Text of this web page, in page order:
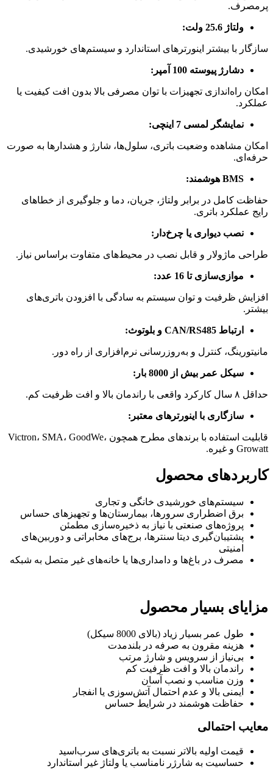
پرمصرف.
ولتاژ 25.6 ولت:
سازگار با بیشتر اینورترهای استاندارد و سیستم‌های خورشیدی.
دشارژ پیوسته 100 آمپر:
امکان راه‌اندازی تجهیزات با توان مصرفی بالا بدون افت کیفیت یا
عملکرد.
نمایشگر لمسی 7 اینچی:
امکان مشاهده وضعیت باتری، سلول‌ها، شارژ و هشدارها به صورت
حرفه‌ای.
BMS هوشمند:
حفاظت کامل در برابر ولتاژ، جریان، دما و جلوگیری از خطاهای
رایج عملکرد باتری.
نصب دیواری یا چرخ‌دار:
طراحی ماژولار و قابل نصب در محیط‌های متفاوت براساس نیاز.
موازی‌سازی تا 16 عدد:
افزایش ظرفیت و توان سیستم به سادگی با افزودن باتری‌های
بیشتر.
ارتباط CAN/RS485 و بلوتوث:
مانیتورینگ، کنترل و به‌روزرسانی نرم‌افزاری از راه دور.
سیکل عمر بیش از 8000 بار:
حداقل ۸ سال کارکرد واقعی با راندمان بالا و افت ظرفیت کم.
سازگاری با اینورترهای معتبر:
قابلیت استفاده با برندهای مطرح همچون Victron، SMA، GoodWe،
Growatt و غیره.
کاربردهای محصول
سیستم‌های خورشیدی خانگی و تجاری
برق اضطراری سرورها، بیمارستان‌ها و تجهیزهای حساس
پروژه‌های صنعتی با نیاز به ذخیره‌سازی مطمئن
پشتیبان‌گیری دیتا سنترها، برج‌های مخابراتی و دوربین‌های
امنیتی
مصرف در باغ‌ها و دامداری‌ها یا خانه‌های غیر متصل به شبکه
مزایای بسیار محصول
طول عمر بسیار زیاد (بالای 8000 سیکل)
هزینه مقرون به صرفه در بلندمدت
بی‌نیاز از سرویس و شارژ مرتب
راندمان بالا و افت ظرفیت کم
وزن مناسب و نصب آسان
ایمنی بالا و عدم احتمال آتش‌سوزی یا انفجار
حفاظت هوشمند در شرایط حساس
معایب احتمالی
قیمت اولیه بالاتر نسبت به باتری‌های سرب‌اسید
حساسیت به شارژر نامناسب یا ولتاژ غیر استاندارد